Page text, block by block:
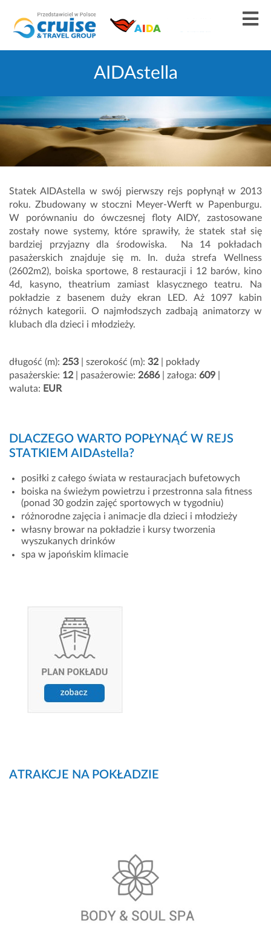
AIDAstella
Statek AIDAstella w swój pierwszy rejs popłynął w 2013
roku. Zbudowany w stoczni Meyer-Werft w Papenburgu.
W porównaniu do ówczesnej floty AIDY, zastosowane
zostały nowe systemy, które sprawiły, że statek stał się
bardziej przyjazny dla środowiska. Na 14 pokładach
pasażerskich znajduje się m. In. duża strefa Wellness
(2602m2), boiska sportowe, 8 restauracji i 12 barów, kino
4d, kasyno, theatrium zamiast klasycznego teatru. Na
pokładzie z basenem duży ekran LED. Aż 1097 kabin
różnych kategorii. O najmłodszych zadbają animatorzy w
klubach dla dzieci i młodzieży.
długość (m): 253 | szerokość (m): 32 | pokłady
pasażerskie: 12 | pasażerowie: 2686| załoga: 609
waluta: EUR
DLACZEGO WARTO POPŁYNĄĆ W REJS
STATKIEM AIDAstella?
posiłki z całego świata w restauracjach bufetowych
boiska na świeżym powietrzu i przestronna sala fitness
(ponad 30 godzin zajęć sportowych w tygodniu)
różnorodne zajęcia i animacje dla dzieci i młodzieży
własny browar na pokładzie i kursy tworzenia
wyszukanych drinków
spa w japońskim klimacie
ATRAKCJE NA POKŁADZIE